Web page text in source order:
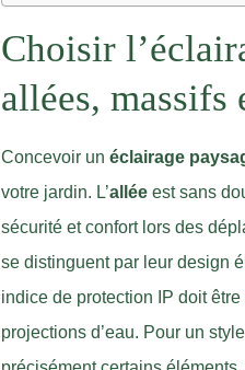
Choisir
allées, massifs
Concevoir un éclairage
votre jardin. L’allée est sans
sécurité et confort lors des
se distinguent par leur design
indice de protection IP doit
projections d’eau. Pour un